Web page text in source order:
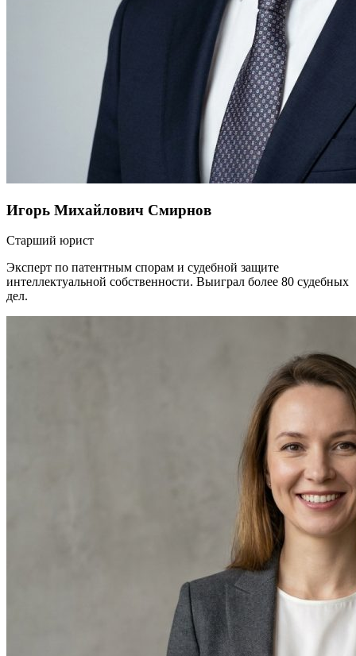
Игорь Михайлович Смирнов
Старший юрист
Эксперт по патентным спорам и судебной защите
интеллектуальной собственности. Выиграл более 80 судебных
дел.